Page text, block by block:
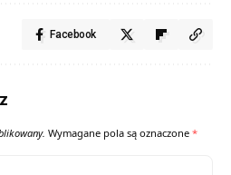
Facebook
Wymagane pola są oznaczone *